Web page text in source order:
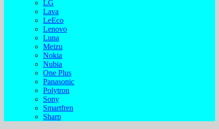
LG
Lava
LeEco
Lenovo
Luna
Meizu
Nokia
Nubia
One Plus
Panasonic
Polytron
Sony
Smartfren
Sharp